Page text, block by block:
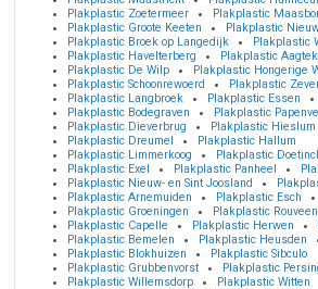
Plakplastic Zoetermeer
Plakplastic
Plakplastic Groote Keeten
Plakplastic
Plakplastic Broek op Langedijk
Plakplastic
Plakplastic Havelterberg
Plakplastic
Plakplastic De Wilp
Plakplastic Hongerige
Plakplastic Schoonrewoerd
Plakplastic
Plakplastic Langbroek
Plakplastic Essen
Plakplastic Bodegraven
Plakplastic
Plakplastic Dieverbrug
Plakplastic Hieslum
Plakplastic Dreumel
Plakplastic Hallum
Plakplastic Limmerkoog
Plakplastic
Plakplastic Exel
Plakplastic Panheel
Plakplastic Nieuw- en Sint Joosland
Plakplastic Arnemuiden
Plakplastic Esch
Plakplastic Groeningen
Plakplastic Rouveen
Plakplastic Capelle
Plakplastic Herwen
Plakplastic Bemelen
Plakplastic Heusden
Plakplastic Blokhuizen
Plakplastic Sibculo
Plakplastic Grubbenvorst
Plakplastic
Plakplastic Willemsdorp
Plakplastic Witten